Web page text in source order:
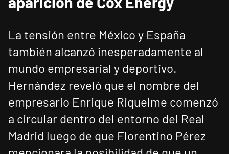
La tensión entre México y España
también alcanzó inesperadamente al
mundo empresarial y deportivo.
Hernández reveló que el nombre del
empresario Enrique Riquelme comenzó
a circular dentro del entorno del Real
Madrid luego de que Florentino Pérez